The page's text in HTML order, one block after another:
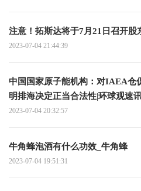
注意！拓斯达将于7月21日召开股
2023-07-04 21:44:39
中国国家原子能机构：对IAEA仓
明排海决定正当合法性|环球观速
2023-07-04 20:32:57
牛角蜂泡酒有什么功效_牛角蜂
2023-07-04 19:51:31